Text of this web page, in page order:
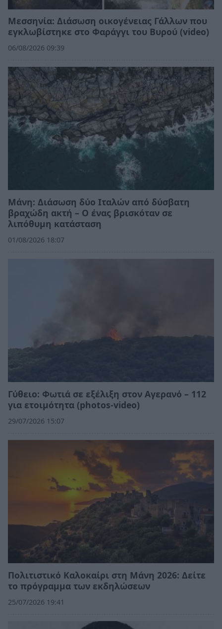
Μεσσηνία: Διάσωση οικογένειας Γάλλων που
εγκλωβίστηκε στο Φαράγγι του Βυρού (video)
06/08/2026 09:39
Μάνη: Διάσωση δύο Ιταλών από δύσβατη
βραχώδη ακτή – Ο ένας βρισκόταν σε
λιπόθυμη κατάσταση
01/08/2026 18:07
Γύθειο: Φωτιά σε εξέλιξη στον Αγερανό – 112
για ετοιμότητα (photos-video)
29/07/2026 15:07
Πολιτιστικό Καλοκαίρι στη Μάνη 2026: Δείτε
το πρόγραμμα των εκδηλώσεων
25/07/2026 19:41